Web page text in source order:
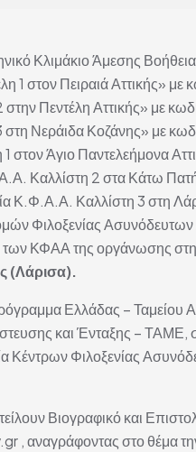
Κλιμάκιο Άμεσης
1 στον Πειραιά Αττικής»
Πεντέλη Αττικής» με
Νεράιδα Κοζάνης» με
στον Άγιο Παντελεήμονα
Καλλίστη 2 στα Κάτω
Κ.Φ.Α.Α. Καλλίστη 3 στη
Φιλοξενίας
ΚΦΑΑ της οργάνωσης στη
(Λάρισα).
Ελλάδας – Ταμείου
και Ένταξης – ΤΑΜΕ,
Κέντρων Φιλοξενίας
Βιογραφικό και
αναγράφοντας στο θέμα την